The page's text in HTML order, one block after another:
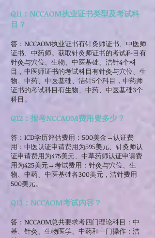
Q11：NCCAOM执业证书类型及考试科
目？
答：NCCAOM执业证书有针灸师证书、中医师
证书、中药师。获取针灸师证书的考试科目有
针灸与穴位、生物、中医基础、洁针4个科
目，中医师证书的考试科目有针灸与穴位、生
物、中药、中医基础、洁针5个科目，中药师
证书的考试科目有生物、中药、中医基础3个
科目。
Q12：报考NCCAOM费用要多少？
答：ICD学历评估费用：500美金→认证费
用：中医认证申请费用为595美元、针灸师认
证申请费用为475美元、中草药师认证申请费
用为425美元→考试费用：针灸与穴位、生
物、中药、中医基础各300美元，洁针费用
500美元。
Q13：NCCAOM考试内容？
答：NCCAOM总共要求考四门理论科目：中
基、针灸、生物医学、中药和一门操作：洁